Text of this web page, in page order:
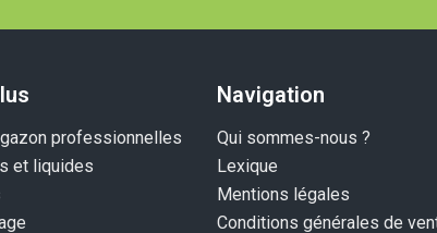
professionnelles
et liquides
Navigation
Qui sommes-nous ?
Lexique
Mentions légales
Conditions générales de